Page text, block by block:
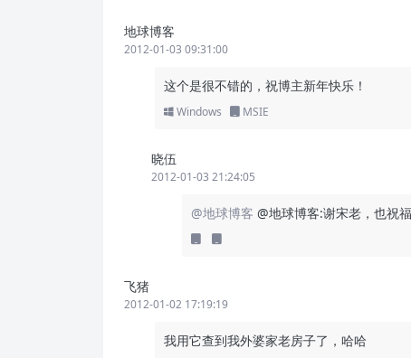
地球博客
2012-01-03 09:31:00
这个是很不错的，祝博主新年快乐！
Windows MSIE
晓伍
2012-01-03 21:24:05
@地球博客 @地球博客:谢宋老，也祝
飞猪
2012-01-02 17:19:19
我用它查到我外婆家老房子了，哈哈